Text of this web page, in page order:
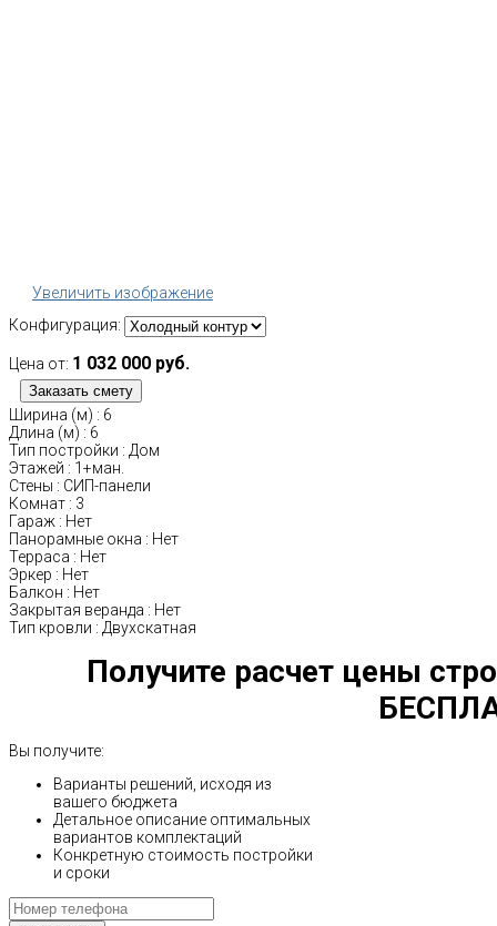
Увеличить изображение
Конфигурация:
Цена от: 1 032 000 руб.
Ширина (м) : 6
Длина (м) : 6
Тип постройки : Дом
Этажей : 1+ман.
Стены : СИП-панели
Комнат : 3
Гараж : Нет
Панорамные окна : Нет
Терраса : Нет
Эркер : Нет
Балкон : Нет
Закрытая веранда : Нет
Тип кровли : Двухскатная
Получите расчет цены
Вы получите:
Варианты решений, исходя из
вашего бюджета
Детальное описание оптимальных
вариантов комплектаций
Конкретную стоимость постройки
и сроки